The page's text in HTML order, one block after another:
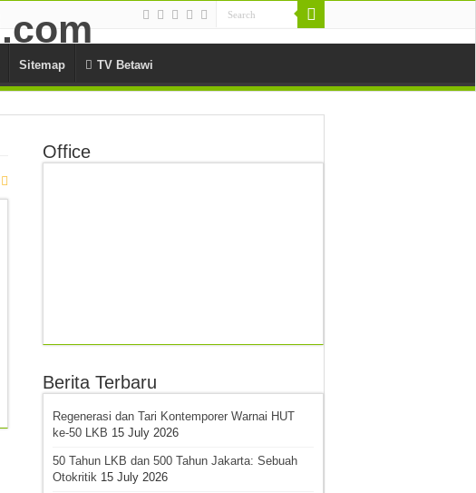
Sitemap TV Betawi
Office
Berita Terbaru
Regenerasi dan Tari Kontemporer Warnai HUT
ke-50 LKB 15 July 2026
50 Tahun LKB dan 500 Tahun Jakarta: Sebuah
Otokritik 15 July 2026